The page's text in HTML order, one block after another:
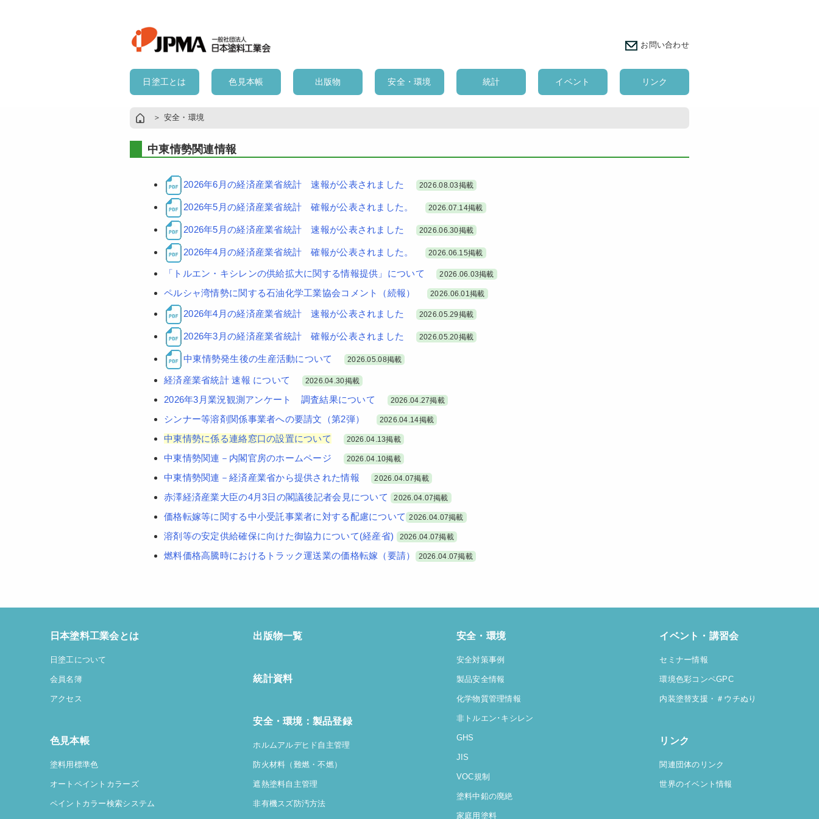
お問い合わせ
日塗工とは 色見本帳 出版物 安全・環境 統計 イベント リンク
＞ 安全・環境
中東情勢関連情報
2026年6月の経済産業省統計 速報が公表されました 2026.08.03掲載
2026年5月の経済産業省統計 確報が公表されました。 2026.07.14掲載
2026年5月の経済産業省統計 速報が公表されました 2026.06.30掲載
2026年4月の経済産業省統計 確報が公表されました。 2026.06.15掲載
「トルエン・キシレンの供給拡大に関する情報提供」について 2026.06.03掲載
ペルシャ湾情勢に関する石油化学工業協会コメント（続報） 2026.06.01掲載
2026年4月の経済産業省統計 速報が公表されました 2026.05.29掲載
2026年3月の経済産業省統計 確報が公表されました 2026.05.20掲載
中東情勢発生後の生産活動について 2026.05.08掲載
経済産業省統計 速報 について 2026.04.30掲載
2026年3月業況観測アンケート 調査結果について 2026.04.27掲載
シンナー等溶剤関係事業者への要請文（第2弾） 2026.04.14掲載
中東情勢に係る連絡窓口の設置について 2026.04.13掲載
中東情勢関連－内閣官房のホームページ 2026.04.10掲載
中東情勢関連－経済産業省から提供された情報 2026.04.07掲載
赤澤経済産業大臣の4月3日の閣議後記者会見について 2026.04.07掲載
価格転嫁等に関する中小受託事業者に対する配慮について 2026.04.07掲載
溶剤等の安定供給確保に向けた御協力について(経産省) 2026.04.07掲載
燃料価格高騰時におけるトラック運送業の価格転嫁（要請） 2026.04.07掲載
日本塗料工業会とは
日塗工について
会員名簿
アクセス
色見本帳
塗料用標準色
オートペイントカラーズ
ペイントカラー検索システム
出版物一覧
統計資料
安全・環境：製品登録
ホルムアルデヒド自主管理
防火材料（難燃・不燃）
遮熱塗料自主管理
非有機スズ防汚方法
安全・環境
安全対策事例
製品安全情報
化学物質管理情報
非トルエン･キシレン
GHS
JIS
VOC規制
塗料中鉛の廃絶
家庭用塗料
イベント・講習会
セミナー情報
環境色彩コンペGPC
内装塗替支援 ・＃ウチぬり
リンク
関連団体のリンク
世界のイベント情報